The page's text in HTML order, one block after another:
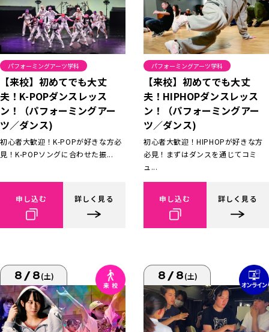
パフォーミングアーツ学科
【来校】初めてでも大丈
夫！K-POPダンスレッス
ン！（パフォーミングアー
ツ／ダンス)
初心者大歓迎！K-POPが好きな方必
見！K-POPソングに合わせた振...
申し込む 詳しく見る
パフォーミングアーツ学科
【来校】初めてでも大丈
夫！HIPHOPダンスレッス
ン！（パフォーミングアー
ツ／ダンス)
初心者大歓迎！HIPHOPが好きな方
必見！まずはダンスを通じてコミ
ュ...
申し込む 詳しく見る
8/8(土) 8/8(土)